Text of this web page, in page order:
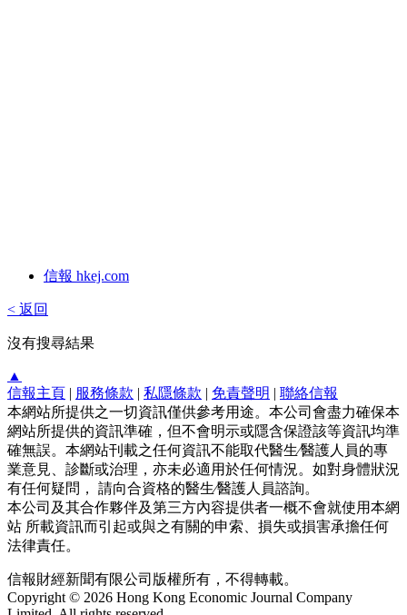
信報 hkej.com
< 返回
沒有搜尋結果
▲
信報主頁 | 服務條款 | 私隱條款 | 免責聲明 | 聯絡信報
本網站所提供之一切資訊僅供參考用途。本公司會盡力確保本
網站所提供的資訊準確，但不會明示或隱含保證該等資訊均準
確無誤。本網站刊載之任何資訊不能取代醫生∕醫護人員的專
業意見、診斷或治理，亦未必適用於任何情況。如對身體狀況
有任何疑問， 請向合資格的醫生∕醫護人員諮詢。
本公司及其合作夥伴及第三方內容提供者一概不會就使用本網
站 所載資訊而引起或與之有關的申索、損失或損害承擔任何
法律責任。
信報財經新聞有限公司版權所有，不得轉載。
Copyright © 2026 Hong Kong Economic Journal Company